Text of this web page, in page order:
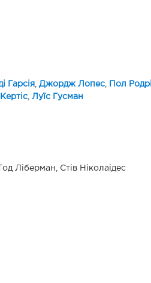
Гарсія, Джордж Лопес, Пол
, Луїс Гусман
Ліберман, Стів Ніколаідес